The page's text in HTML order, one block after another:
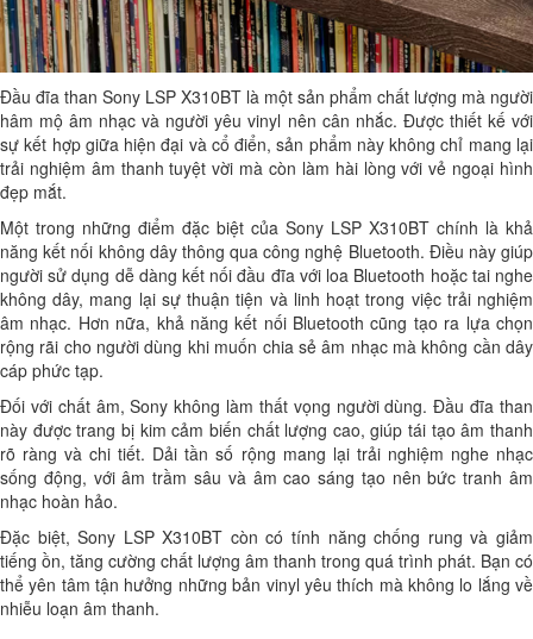
Đầu đĩa than Sony LSP X310BT là một sản phẩm chất lượng mà người
hâm mộ âm nhạc và người yêu vinyl nên cân nhắc. Được thiết kế với
sự kết hợp giữa hiện đại và cổ điển, sản phẩm này không chỉ mang lại
trải nghiệm âm thanh tuyệt vời mà còn làm hài lòng với vẻ ngoại hình
đẹp mắt.
Một trong những điểm đặc biệt của Sony LSP X310BT chính là khả
năng kết nối không dây thông qua công nghệ Bluetooth. Điều này giúp
người sử dụng dễ dàng kết nối đầu đĩa với loa Bluetooth hoặc tai nghe
không dây, mang lại sự thuận tiện và linh hoạt trong việc trải nghiệm
âm nhạc. Hơn nữa, khả năng kết nối Bluetooth cũng tạo ra lựa chọn
rộng rãi cho người dùng khi muốn chia sẻ âm nhạc mà không cần dây
cáp phức tạp.
Đối với chất âm, Sony không làm thất vọng người dùng. Đầu đĩa than
này được trang bị kim cảm biến chất lượng cao, giúp tái tạo âm thanh
rõ ràng và chi tiết. Dải tần số rộng mang lại trải nghiệm nghe nhạc
sống động, với âm trầm sâu và âm cao sáng tạo nên bức tranh âm
nhạc hoàn hảo.
Đặc biệt, Sony LSP X310BT còn có tính năng chống rung và giảm
tiếng ồn, tăng cường chất lượng âm thanh trong quá trình phát. Bạn có
thể yên tâm tận hưởng những bản vinyl yêu thích mà không lo lắng về
nhiễu loạn âm thanh.